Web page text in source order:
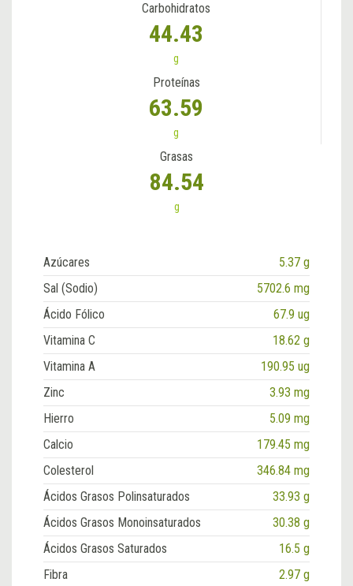
Carbohidratos
44.43
g
Proteínas
63.59
g
Grasas
84.54
g
Azúcares
5.37 g
Sal (Sodio)
5702.6 mg
Ácido Fólico
67.9 ug
Vitamina C
18.62 g
Vitamina A
190.95 ug
Zinc
3.93 mg
Hierro
5.09 mg
Calcio
179.45 mg
Colesterol
346.84 mg
Ácidos Grasos Polinsaturados
33.93 g
Ácidos Grasos Monoinsaturados
30.38 g
Ácidos Grasos Saturados
16.5 g
Fibra
2.97 g